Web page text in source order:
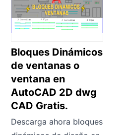
Bloques Dinámicos
de ventanas o
ventana en
AutoCAD 2D dwg
CAD Gratis.
Descarga ahora bloques